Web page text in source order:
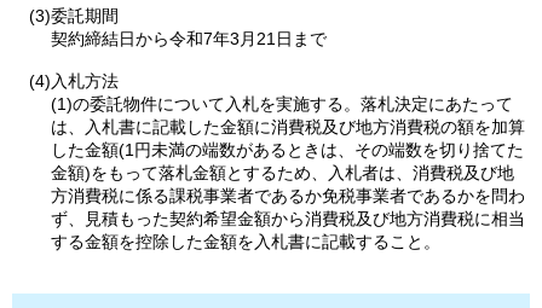
(3)委託期間
契約締結日から令和7年3月21日まで
(4)入札方法
(1)の委託物件について入札を実施する。落札決定にあたって
は、入札書に記載した金額に消費税及び地方消費税の額を加算
した金額(1円未満の端数があるときは、その端数を切り捨てた
金額)をもって落札金額とするため、入札者は、消費税及び地
方消費税に係る課税事業者であるか免税事業者であるかを問わ
ず、見積もった契約希望金額から消費税及び地方消費税に相当
する金額を控除した金額を入札書に記載すること。